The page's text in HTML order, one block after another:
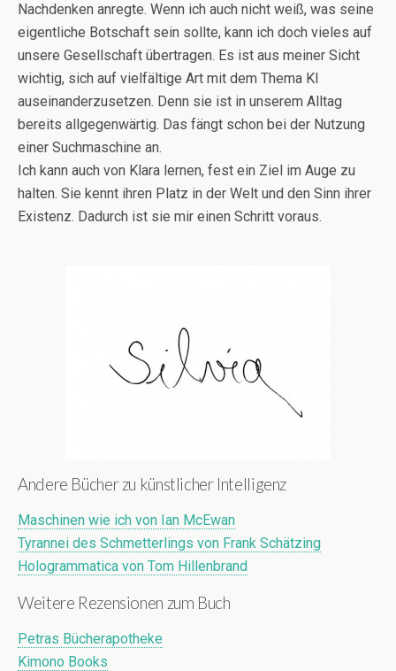
Nachdenken anregte. Wenn ich auch nicht weiß, was seine
eigentliche Botschaft sein sollte, kann ich doch vieles auf
unsere Gesellschaft übertragen. Es ist aus meiner Sicht
wichtig, sich auf vielfältige Art mit dem Thema KI
auseinanderzusetzen. Denn sie ist in unserem Alltag
bereits allgegenwärtig. Das fängt schon bei der Nutzung
einer Suchmaschine an.
Ich kann auch von Klara lernen, fest ein Ziel im Auge zu
halten. Sie kennt ihren Platz in der Welt und den Sinn ihrer
Existenz. Dadurch ist sie mir einen Schritt voraus.
Andere Bücher zu künstlicher Intelligenz
Maschinen wie ich von Ian McEwan
Tyrannei des Schmetterlings von Frank Schätzing
Hologrammatica von Tom Hillenbrand
Weitere Rezensionen zum Buch
Petras Bücherapotheke
Kimono Books